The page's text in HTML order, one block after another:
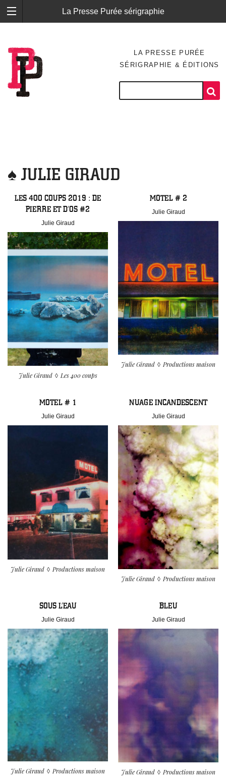
La Presse Purée sérigraphie
LA PRESSE PURÉE
SÉRIGRAPHIE & ÉDITIONS
♠ JULIE GIRAUD
LES 400 COUPS 2019 : DE
PIERRE ET D’OS #2
Julie Giraud
Julie Giraud Les 400 coups
MOTEL # 2
Julie Giraud
Julie Giraud Productions maison
MOTEL # 1
Julie Giraud
Julie Giraud Productions maison
NUAGE INCANDESCENT
Julie Giraud
Julie Giraud Productions maison
SOUS L’EAU
Julie Giraud
Julie Giraud Productions maison
BLEU
Julie Giraud
Julie Giraud Productions maison